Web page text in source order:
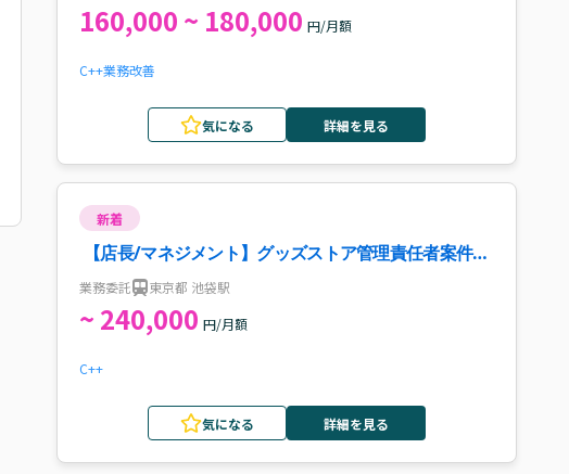
160,000 ~ 180,000 円/月額
C++業務改善
気になる 詳細を見る
新着
【店長/マネジメント】グッズストア管理責任者案件・
求人
業務委託 東京都 池袋駅
~ 240,000 円/月額
C++
気になる 詳細を見る